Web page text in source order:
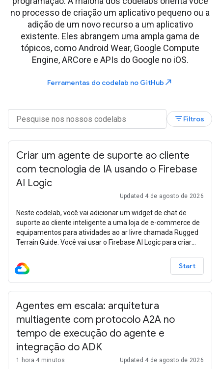
no processo de criação um aplicativo pequeno ou a
adição de um novo recurso a um aplicativo
existente. Eles abrangem uma ampla gama de
tópicos, como Android Wear, Google Compute
Engine, ARCore e APIs do Google no iOS.
Ferramentas do codelab no GitHub north_east
filter_listFiltros
Criar um agente de suporte ao cliente
com tecnologia de IA usando o Firebase
AI Logic
Updated 4 de agosto de 2026
Neste codelab, você vai adicionar um widget de chat de
suporte ao cliente inteligente a uma loja de e-commerce de
equipamentos para atividades ao ar livre chamada Rugged
Terrain Guide. Você vai usar o Firebase AI Logic para criar
Start
Agentes em escala: arquitetura
multiagente com protocolo A2A no
tempo de execução do agente e
integração do ADK
1 hora 4 minutos Updated 4 de agosto de 2026